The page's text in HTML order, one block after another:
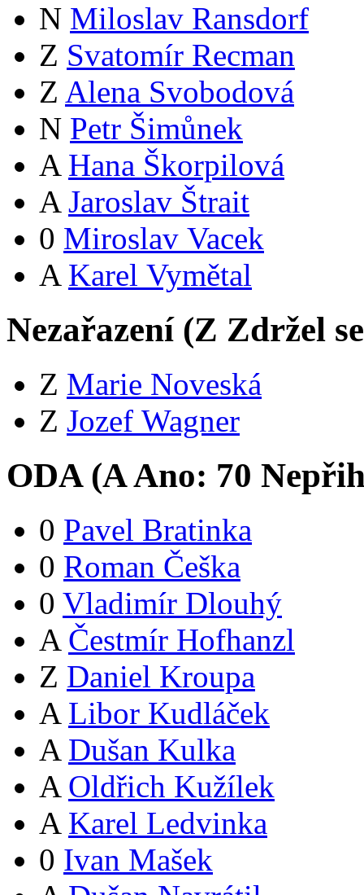
N Miloslav Ransdorf
Z Svatomír Recman
Z Alena Svobodová
N Petr Šimůnek
A Hana Škorpilová
A Jaroslav Štrait
0 Miroslav Vacek
A Karel Vymětal
Nezařazení (Z Zdržel
Z Marie Noveská
Z Jozef Wagner
ODA (AAno: 70
0 Pavel Bratinka
0 Roman Češka
0 Vladimír Dlouhý
A Čestmír Hofhanzl
Z Daniel Kroupa
A Libor Kudláček
A Dušan Kulka
A Oldřich Kužílek
A Karel Ledvinka
0 Ivan Mašek